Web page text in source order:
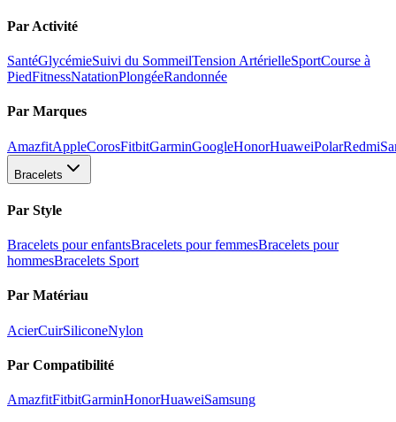
Par Activité
SantéGlycémieSuivi du SommeilTension ArtérielleSportCourse à
PiedFitnessNatationPlongéeRandonnée
Par Marques
AmazfitAppleCorosFitbitGarminGoogleHonorHuaweiPolarRedmi
Bracelets
Par Style
Bracelets pour enfantsBracelets pour femmesBracelets pour
hommesBracelets Sport
Par Matériau
AcierCuirSiliconeNylon
Par Compatibilité
AmazfitFitbitGarminHonorHuaweiSamsung